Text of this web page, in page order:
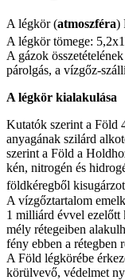
A légkör (atmoszféra)
A légkör tömege:
A gázok
párolgás, a vízgőz-
A légkör kialakulása
Kutatók szerint a Föld
anyagának szilárd
szerint a Föld a
kén, nitrogén és
földkéregből
A vízgőztartalom
1 milliárd évvel ezelőtt
mély rétegeiben
fény ebben a rétegben
A Föld légkörébe
körülvevő, védelmet